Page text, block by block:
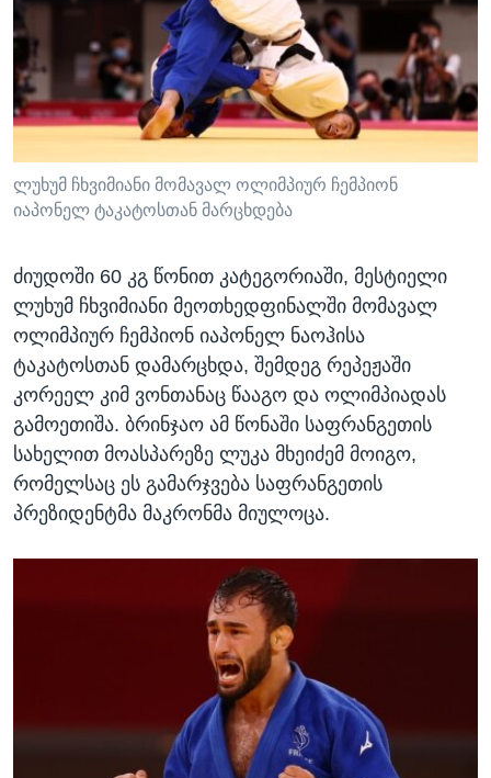
ლუხუმ ჩხვიმიანი მომავალ ოლიმპიურ ჩემპიონ
იაპონელ ტაკატოსთან მარცხდება
ძიუდოში 60 კგ წონით კატეგორიაში, მესტიელი
ლუხუმ ჩხვიმიანი მეოთხედფინალში მომავალ
ოლიმპიურ ჩემპიონ იაპონელ ნაოჰისა
ტაკატოსთან დამარცხდა, შემდეგ რეპეჟაში
კორეელ კიმ ვონთანაც წააგო და ოლიმპიადას
გამოეთიშა. ბრინჯაო ამ წონაში საფრანგეთის
სახელით მოასპარეზე ლუკა მხეიძემ მოიგო,
რომელსაც ეს გამარჯვება საფრანგეთის
პრეზიდენტმა მაკრონმა მიულოცა.